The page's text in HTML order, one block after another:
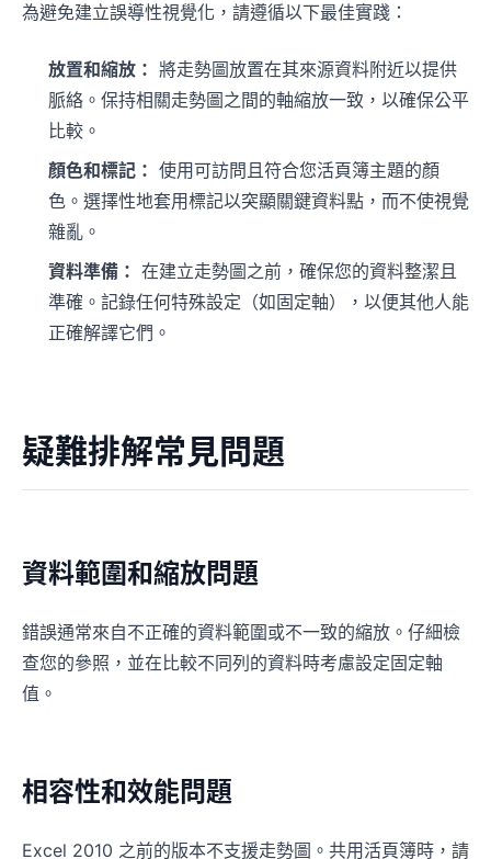
為避免建立誤導性視覺化，請遵循以下最佳實踐：
放置和縮放： 將走勢圖放置在其來源資料附近以提供
脈絡。保持相關走勢圖之間的軸縮放一致，以確保公平
比較。
顏色和標記： 使用可訪問且符合您活頁簿主題的顏
色。選擇性地套用標記以突顯關鍵資料點，而不使視覺
雜亂。
資料準備： 在建立走勢圖之前，確保您的資料整潔且
準確。記錄任何特殊設定（如固定軸），以便其他人能
正確解譯它們。
疑難排解常見問題
資料範圍和縮放問題
錯誤通常來自不正確的資料範圍或不一致的縮放。仔細檢
查您的參照，並在比較不同列的資料時考慮設定固定軸
值。
相容性和效能問題
Excel 2010 之前的版本不支援走勢圖。共用活頁簿時，請